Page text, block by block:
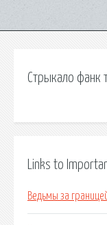
Стрыкало фанк
Links to
Ведьмы за